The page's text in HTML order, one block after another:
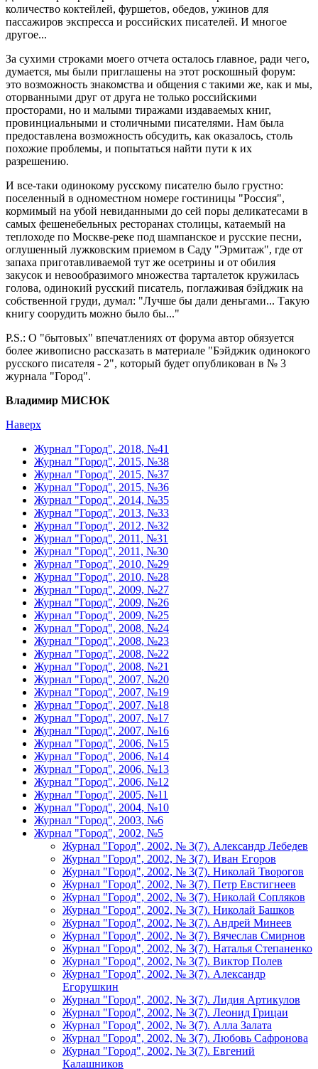
количество коктейлей, фуршетов, обедов, ужинов для
пассажиров экспресса и российских писателей. И многое
другое...
За сухими строками моего отчета осталось главное, ради чего,
думается, мы были приглашены на этот роскошный форум:
это возможность знакомства и общения с такими же, как и мы,
оторванными друг от друга не только российскими
просторами, но и малыми тиражами издаваемых книг,
провинциальными и столичными писателями. Нам была
предоставлена возможность обсудить, как оказалось, столь
похожие проблемы, и попытаться найти пути к их
разрешению.
И все-таки одинокому русскому писателю было грустно:
поселенный в одноместном номере гостиницы "Россия",
кормимый на убой невиданными до сей поры деликатесами в
самых фешенебельных ресторанах столицы, катаемый на
теплоходе по Москве-реке под шампанское и русские песни,
оглушенный лужковским приемом в Саду "Эрмитаж", где от
запаха приготавливаемой тут же осетрины и от обилия
закусок и невообразимого множества тарталеток кружилась
голова, одинокий русский писатель, поглаживая бэйджик на
собственной груди, думал: "Лучше бы дали деньгами... Такую
книгу соорудить можно было бы..."
Р.S.: О "бытовых" впечатлениях от форума автор обязуется
более живописно рассказать в материале "Бэйджик одинокого
русского писателя - 2", который будет опубликован в № 3
журнала "Город".
Владимир МИСЮК
Наверх
Журнал "Город", 2018, №41
Журнал "Город", 2015, №38
Журнал "Город", 2015, №37
Журнал "Город", 2015, №36
Журнал "Город", 2014, №35
Журнал "Город", 2013, №33
Журнал "Город", 2012, №32
Журнал "Город", 2011, №31
Журнал "Город", 2011, №30
Журнал "Город", 2010, №29
Журнал "Город", 2010, №28
Журнал "Город", 2009, №27
Журнал "Город", 2009, №26
Журнал "Город", 2009, №25
Журнал "Город", 2008, №24
Журнал "Город", 2008, №23
Журнал "Город", 2008, №22
Журнал "Город", 2008, №21
Журнал "Город", 2007, №20
Журнал "Город", 2007, №19
Журнал "Город", 2007, №18
Журнал "Город", 2007, №17
Журнал "Город", 2007, №16
Журнал "Город", 2006, №15
Журнал "Город", 2006, №14
Журнал "Город", 2006, №13
Журнал "Город", 2006, №12
Журнал "Город", 2005, №11
Журнал "Город", 2004, №10
Журнал "Город", 2003, №6
Журнал "Город", 2002, №5
Журнал "Город", 2002, № 3(7). Александр Лебедев
Журнал "Город", 2002, № 3(7). Иван Егоров
Журнал "Город", 2002, № 3(7). Николай Творогов
Журнал "Город", 2002, № 3(7). Петр Евстигнеев
Журнал "Город", 2002, № 3(7). Николай Сопляков
Журнал "Город", 2002, № 3(7). Николай Башков
Журнал "Город", 2002, № 3(7). Андрей Минеев
Журнал "Город", 2002, № 3(7). Вячеслав Смирнов
Журнал "Город", 2002, № 3(7). Наталья Степаненко
Журнал "Город", 2002, № 3(7). Виктор Полев
Журнал "Город", 2002, № 3(7). Александр
Егорушкин
Журнал "Город", 2002, № 3(7). Лидия Артикулов
Журнал "Город", 2002, № 3(7). Леонид Грицаи
Журнал "Город", 2002, № 3(7). Алла Залата
Журнал "Город", 2002, № 3(7). Любовь Сафронова
Журнал "Город", 2002, № 3(7). Евгений
Калашников